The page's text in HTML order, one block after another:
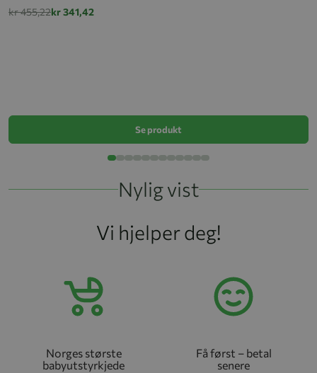
kr 455,22kr 341,42
Se produkt
Nylig vist
Vi hjelper deg!
Norges største
babyutstyrkjede
Få først – betal
senere